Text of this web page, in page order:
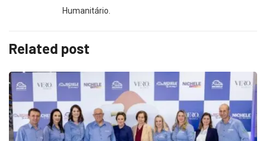
Humanitário.
Related post